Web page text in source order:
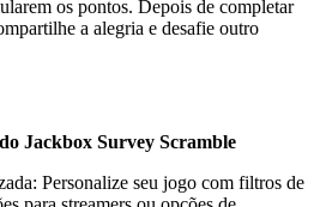
os pontos. Depois de completar
a alegria e desafie outro
Jackbox Survey Scramble
Personalize seu jogo com filtros de